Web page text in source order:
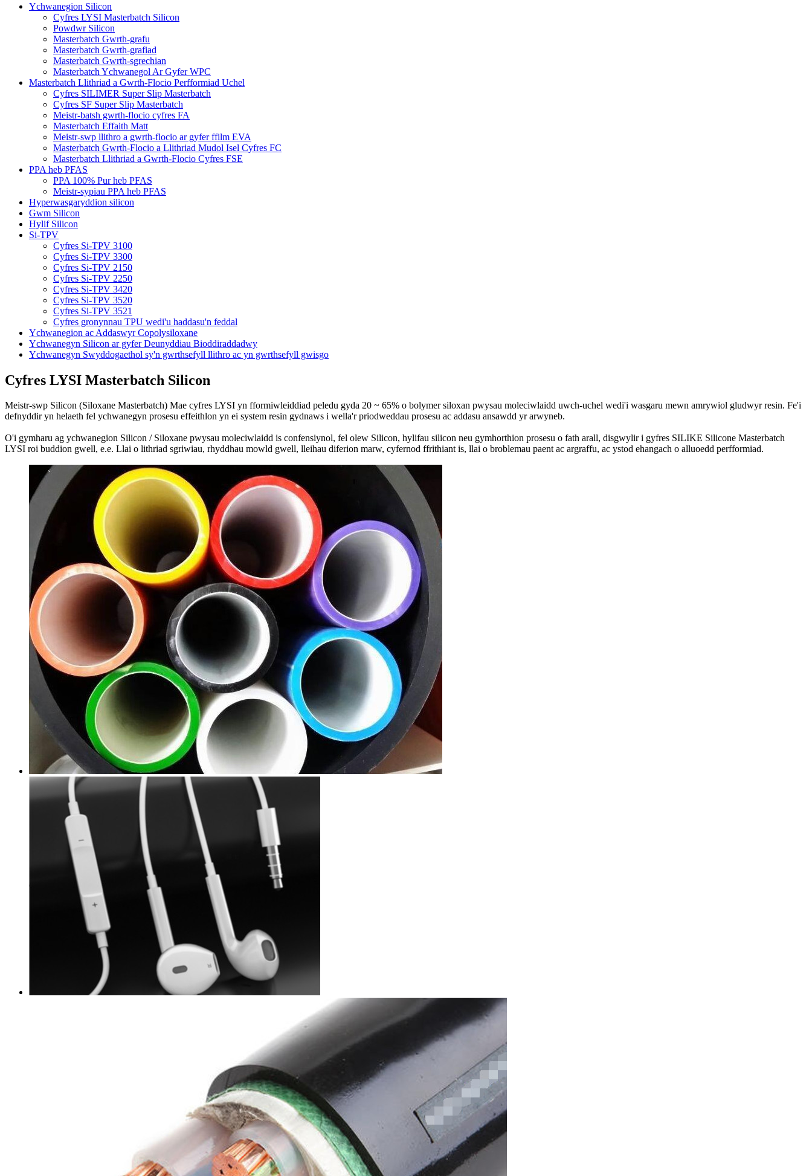
Ychwanegion Silicon
Cyfres LYSI Masterbatch Silicon
Powdwr Silicon
Masterbatch Gwrth-grafu
Masterbatch Gwrth-grafiad
Masterbatch Gwrth-sgrechian
Masterbatch Ychwanegol Ar Gyfer WPC
Masterbatch Llithriad a Gwrth-Flocio Perfformiad Uchel
Cyfres SILIMER Super Slip Masterbatch
Cyfres SF Super Slip Masterbatch
Meistr-batsh gwrth-flocio cyfres FA
Masterbatch Effaith Matt
Meistr-swp llithro a gwrth-flocio ar gyfer ffilm EVA
Masterbatch Gwrth-Flocio a Llithriad Mudol Isel Cyfres FC
Masterbatch Llithriad a Gwrth-Flocio Cyfres FSE
PPA heb PFAS
PPA 100% Pur heb PFAS
Meistr-sypiau PPA heb PFAS
Hyperwasgaryddion silicon
Gwm Silicon
Hylif Silicon
Si-TPV
Cyfres Si-TPV 3100
Cyfres Si-TPV 3300
Cyfres Si-TPV 2150
Cyfres Si-TPV 2250
Cyfres Si-TPV 3420
Cyfres Si-TPV 3520
Cyfres Si-TPV 3521
Cyfres gronynnau TPU wedi'u haddasu'n feddal
Ychwanegion ac Addaswyr Copolysiloxane
Ychwanegyn Silicon ar gyfer Deunyddiau Bioddiraddadwy
Ychwanegyn Swyddogaethol sy'n gwrthsefyll llithro ac yn gwrthsefyll gwisgo
Cyfres LYSI Masterbatch Silicon
Meistr-swp Silicon (Siloxane Masterbatch) Mae cyfres LYSI yn fformiwleiddiad peledu gyda 20 ~ 65% o bolymer siloxan pwysau moleciwlaidd uwch-uchel wedi'i wasgaru mewn amrywiol gludwyr resin. Fe'i
defnyddir yn helaeth fel ychwanegyn prosesu effeithlon yn ei system resin gydnaws i wella'r priodweddau prosesu ac addasu ansawdd yr arwyneb.
O'i gymharu ag ychwanegion Silicon / Siloxane pwysau moleciwlaidd is confensiynol, fel olew Silicon, hylifau silicon neu gymhorthion prosesu o fath arall, disgwylir i gyfres SILIKE Silicone Masterbatch
LYSI roi buddion gwell, e.e. Llai o lithriad sgriwiau, rhyddhau mowld gwell, lleihau diferion marw, cyfernod ffrithiant is, llai o broblemau paent ac argraffu, ac ystod ehangach o alluoedd perfformiad.